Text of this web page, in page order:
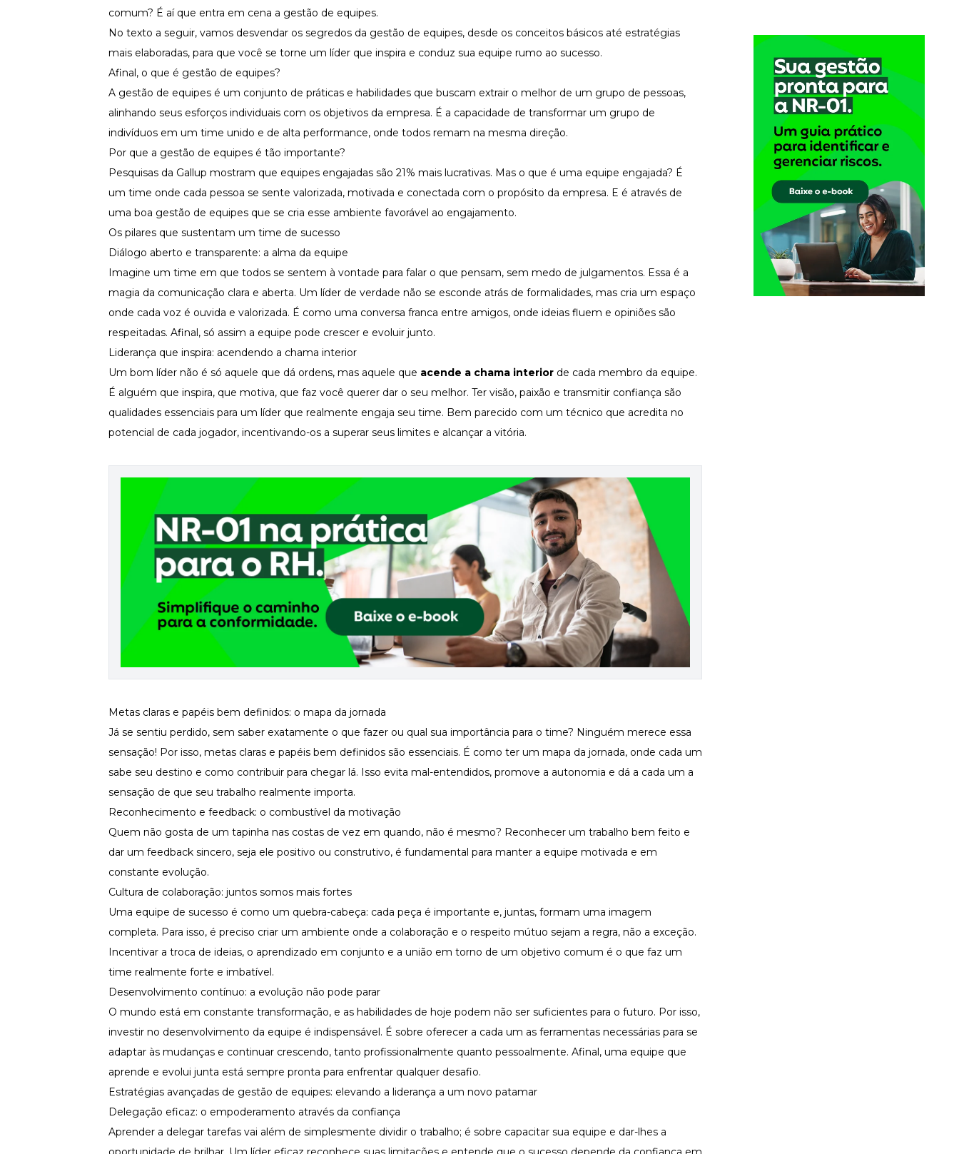
Departamento Pessoal
Para simplificar os processos
Gestão de Empresas e Negócios
Eleve os resultados da organização
Gestão de Pessoas e Liderança
Capacitação com especialistas
Recursos Humanos
Treinamento de Produto
Desenvolva a sua equipe
Materiais Gratuitos
Confira nossos materiais
Aprofunde seu conhecimento
Ferramentas e Templates
Para agilizar o seu trabalho
Infográfico
Conteúdo prático e rápido
Materiais centralizados
Newsletters
comum? É aí que entra em cena a gestão de equipes.
No texto a seguir, vamos desvendar os segredos da gestão de equipes, desde os conceitos básicos até estratégias
mais elaboradas, para que você se torne um líder que inspira e conduz sua equipe rumo ao sucesso.
Afinal, o que é gestão de equipes?
A gestão de equipes é um conjunto de práticas e habilidades que buscam extrair o melhor de um grupo de pessoas,
alinhando seus esforços individuais com os objetivos da empresa. É a capacidade de transformar um grupo de
indivíduos em um time unido e de alta performance, onde todos remam na mesma direção.
Por que a gestão de equipes é tão importante?
Pesquisas da Gallup mostram que equipes engajadas são 21% mais lucrativas. Mas o que é uma equipe engajada? É
um time onde cada pessoa se sente valorizada, motivada e conectada com o propósito da empresa. E é através de
uma boa gestão de equipes que se cria esse ambiente favorável ao engajamento.
Os pilares que sustentam um time de sucesso
Diálogo aberto e transparente: a alma da equipe
Imagine um time em que todos se sentem à vontade para falar o que pensam, sem medo de julgamentos. Essa é a
magia da comunicação clara e aberta. Um líder de verdade não se esconde atrás de formalidades, mas cria um espaço
onde cada voz é ouvida e valorizada. É como uma conversa franca entre amigos, onde ideias fluem e opiniões são
respeitadas. Afinal, só assim a equipe pode crescer e evoluir junto.
Liderança que inspira: acendendo a chama interior
Um bom líder não é só aquele que dá ordens, mas aquele que acende a chama interior de cada membro da equipe.
É alguém que inspira, que motiva, que faz você querer dar o seu melhor. Ter visão, paixão e transmitir confiança são
qualidades essenciais para um líder que realmente engaja seu time. Bem parecido com um técnico que acredita no
potencial de cada jogador, incentivando-os a superar seus limites e alcançar a vitória.
Metas claras e papéis bem definidos: o mapa da jornada
Já se sentiu perdido, sem saber exatamente o que fazer ou qual sua importância para o time? Ninguém merece essa
sensação! Por isso, metas claras e papéis bem definidos são essenciais. É como ter um mapa da jornada, onde cada um
sabe seu destino e como contribuir para chegar lá. Isso evita mal-entendidos, promove a autonomia e dá a cada um a
sensação de que seu trabalho realmente importa.
Reconhecimento e feedback: o combustível da motivação
Quem não gosta de um tapinha nas costas de vez em quando, não é mesmo? Reconhecer um trabalho bem feito e
dar um feedback sincero, seja ele positivo ou construtivo, é fundamental para manter a equipe motivada e em
constante evolução.
Cultura de colaboração: juntos somos mais fortes
Uma equipe de sucesso é como um quebra-cabeça: cada peça é importante e, juntas, formam uma imagem
completa. Para isso, é preciso criar um ambiente onde a colaboração e o respeito mútuo sejam a regra, não a exceção.
Incentivar a troca de ideias, o aprendizado em conjunto e a união em torno de um objetivo comum é o que faz um
time realmente forte e imbatível.
Desenvolvimento contínuo: a evolução não pode parar
O mundo está em constante transformação, e as habilidades de hoje podem não ser suficientes para o futuro. Por isso,
investir no desenvolvimento da equipe é indispensável. É sobre oferecer a cada um as ferramentas necessárias para se
adaptar às mudanças e continuar crescendo, tanto profissionalmente quanto pessoalmente. Afinal, uma equipe que
aprende e evolui junta está sempre pronta para enfrentar qualquer desafio.
Estratégias avançadas de gestão de equipes: elevando a liderança a um novo patamar
Delegação eficaz: o empoderamento através da confiança
Aprender a delegar tarefas vai além de simplesmente dividir o trabalho; é sobre capacitar sua equipe e dar-lhes a